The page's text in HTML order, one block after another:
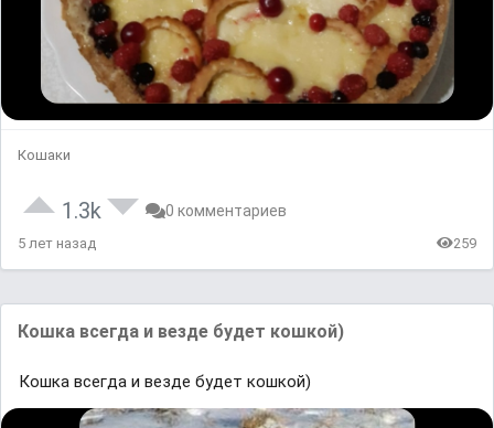
Кошаки
1.3k 0 комментариев
5 лет назад 259
Кошка всегда и везде будет кошкой)
Кошка всегда и везде будет кошкой)